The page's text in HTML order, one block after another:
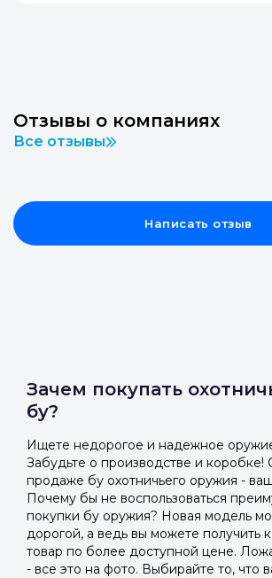
Отзывы о компаниях
Все отзывы
Написать отзыв
Зачем покупать
бу?
Ищете недорогое и надежное
Забудьте о производстве и коробке!
продаже бу охотничьего оружия -
Почему бы не воспользоваться
покупки бу оружия? Новая модель
дорогой, а ведь вы можете получить
товар по более доступной цене.
- все это на фото. Выбирайте то, что